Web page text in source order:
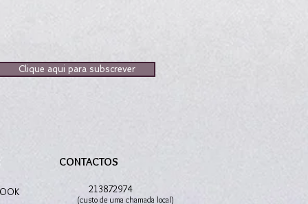
Clique aqui para subscrever
CONTACTOS
213872974
(custo de uma chamada local)